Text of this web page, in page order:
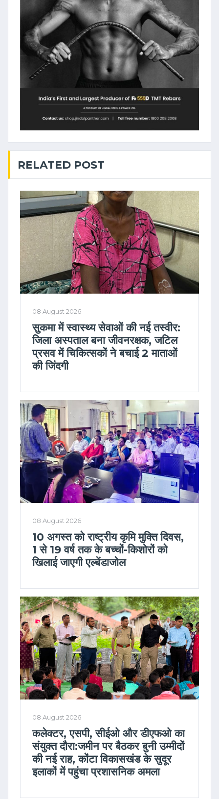
RELATED POST
08 August 2026
सुकमा में स्वास्थ्य सेवाओं की नई तस्वीर:
जिला अस्पताल बना जीवनरक्षक, जटिल
प्रसव में चिकित्सकों ने बचाई 2 माताओं
की जिंदगी
08 August 2026
10 अगस्त को राष्ट्रीय कृमि मुक्ति दिवस,
1 से 19 वर्ष तक के बच्चों-किशोरों को
खिलाई जाएगी एल्बेंडाजोल
08 August 2026
कलेक्टर, एसपी, सीईओ और डीएफओ का
संयुक्त दौरा:जमीन पर बैठकर बुनी उम्मीदों
की नई राह, कोंटा विकासखंड के सुदूर
इलाकों में पहुंचा प्रशासनिक अमला